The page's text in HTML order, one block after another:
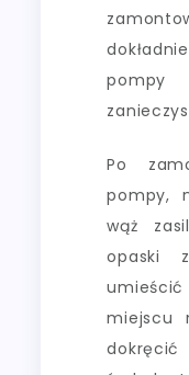
Po
pompy,
wąż
opaski
miejscu